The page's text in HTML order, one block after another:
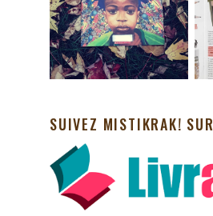
SUIVEZ MISTIKRAK! SUR